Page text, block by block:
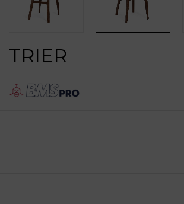
TRIER